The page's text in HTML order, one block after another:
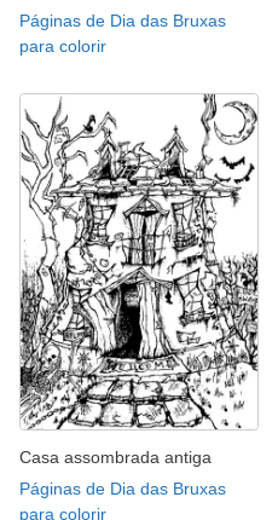
Páginas de Dia das Bruxas
para colorir
Casa assombrada antiga
Páginas de Dia das Bruxas
para colorir